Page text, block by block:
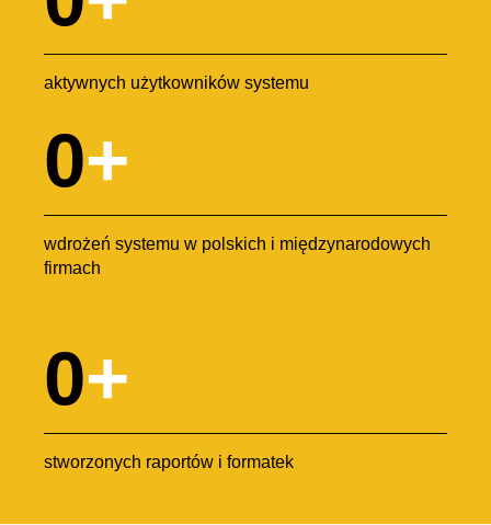
aktywnych użytkowników systemu
0+
wdrożeń systemu w polskich i międzynarodowych
firmach
0+
stworzonych raportów i formatek